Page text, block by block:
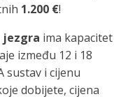
1.200 €!
jezgra ima kapacitet
između 12 i 18
sustav i cijenu
dobijete, cijena